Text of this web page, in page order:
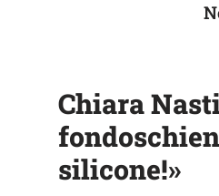
Chiara
silicone!»